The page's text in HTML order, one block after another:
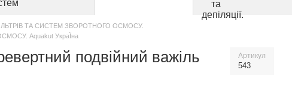
ТА СИСТЕМ ЗВОРОТНОГО ОСМОСУ.
Aquakut УкраЇна
подвійний важіль
Артикул
543